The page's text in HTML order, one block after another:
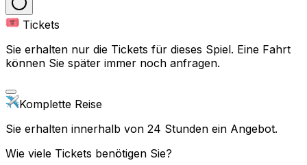
Tickets
Sie erhalten nur die Tickets für dieses Spiel. Eine Fahrt
können Sie später immer noch anfragen.
Komplette Reise
Sie erhalten innerhalb von 24 Stunden ein Angebot.
Wie viele Tickets benötigen Sie?